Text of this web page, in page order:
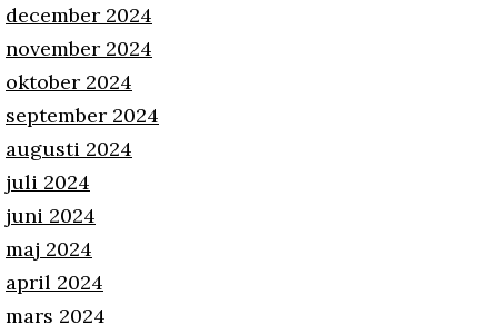
december 2024
november 2024
oktober 2024
september 2024
augusti 2024
juli 2024
juni 2024
maj 2024
april 2024
mars 2024